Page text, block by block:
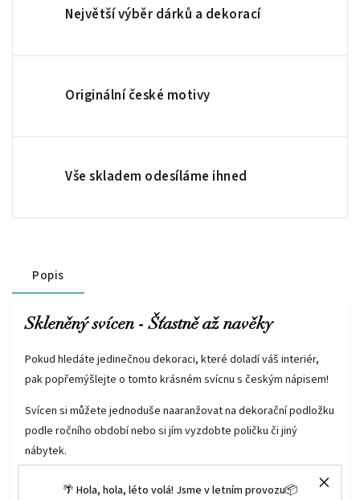
🌴 Hola, hola, léto volá! Jsme v letním provozu📦
Největší výběr dárků a dekorací
Originální české motivy
Vše skladem odesíláme ihned
Popis
Skleněný svícen - Šťastně až navěky
Pokud hledáte jedinečnou dekoraci, které doladí váš interiér,
pak popřemýšlejte o tomto krásném svícnu s českým nápisem!
Svícen si můžete jednoduše naaranžovat na dekorační podložku
podle ročního období nebo si jím vyzdobte poličku či jiný
nábytek.